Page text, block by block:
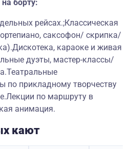
борту:
рейсах.;Классическая
саксофон/ скрипка/
караоке и живая
дуэты, мастер-классы/
по прикладному творчеству
по маршруту в
анимация.
кают